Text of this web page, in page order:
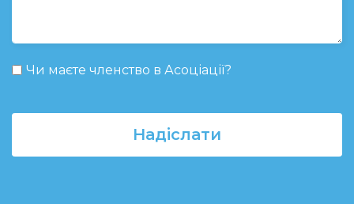
Чи маєте членство в Асоціації?
Надіслати